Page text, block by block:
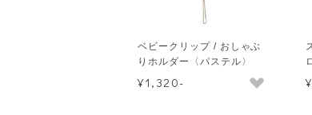
ベビークリップ / おしゃぶ
りホルダー〈パステル〉
¥1,320-